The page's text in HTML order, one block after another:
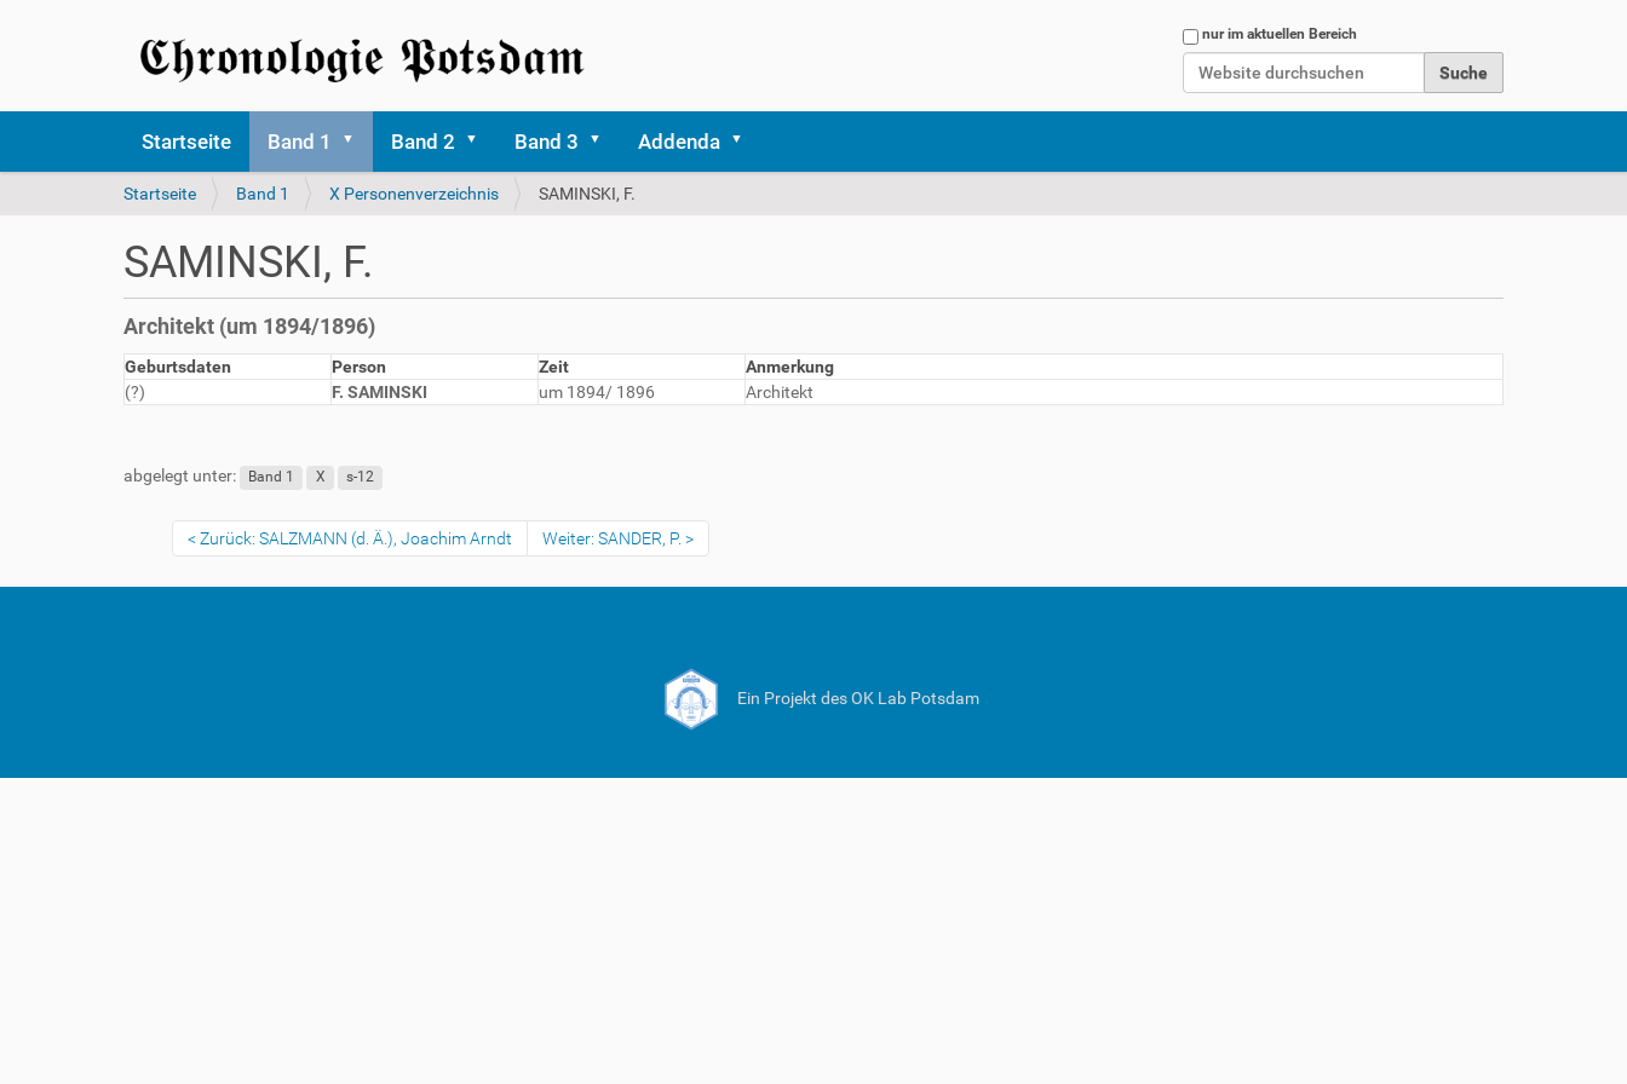
Website durchsuchen
nur im aktuellen Bereich
Startseite Band 1 Band 2 Band 3 Addenda
S
s
d
h
i
e
Startseite Band 1 X Personenverzeichnis SAMINSKI, F.
SAMINSKI, F.
Architekt (um 1894/1896)
Geburtsdaten Person Zeit
Anmerkung
(?)
F. SAMINSKI um 1894/ 1896 Architekt
abgelegt unter: Band 1 X s-12
Zurück: SALZMANN (d. Ä.), Joachim Arndt Weiter: SANDER, P.
Ein Projekt des OK Lab Potsdam